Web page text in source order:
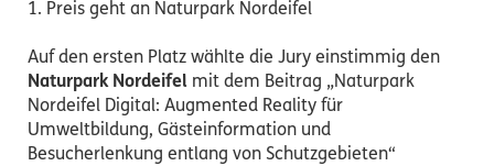
1. Preis geht an Naturpark Nordeifel
Auf den ersten Platz wählte die Jury einstimmig den
Naturpark Nordeifel mit dem Beitrag „Naturpark
Nordeifel Digital: Augmented Reality für
Umweltbildung, Gästeinformation und
Besucherlenkung entlang von Schutzgebieten“